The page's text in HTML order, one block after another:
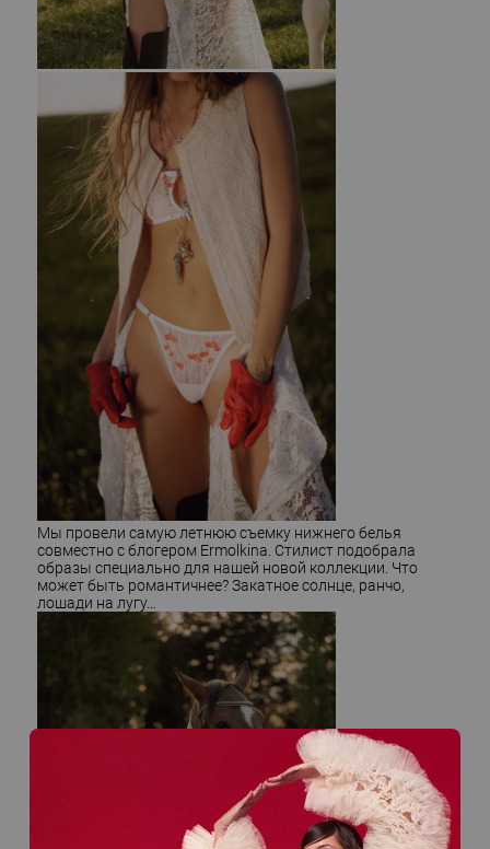
Мы провели самую летнюю съемку нижнего белья
совместно с блогером Ermolkina. Стилист подобрала
образы специально для нашей новой коллекции. Что
может быть романтичнее? Закатное солнце, ранчо,
лошади на лугу…